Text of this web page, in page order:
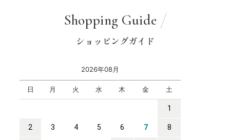
Shopping Guide
ショッピングガイド